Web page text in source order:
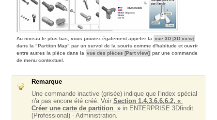
Au niveau le plus bas, vous pouvez également appeler la vue 3D [3D view]
dans la "Partiton Map" par un survol de la souris comme d'habitude et ouvrir
entre autres la pièce dans la vue des pièces [Part view] par une commande
de menu contextuel.
Remarque
Une commande inactive (grisée) indique que l'index spécial
n'a pas encore été créé. Voir Section 1.4.3.6.6.6.2, «
Créer une carte de partition » in ENTERPRISE 3Dfindit
(Professional) - Administration.